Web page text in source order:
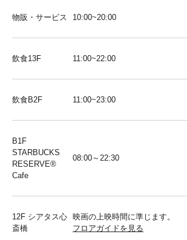
物販・サービス 10:00~20:00
飲食13F 11:00~22:00
飲食B2F 11:00~23:00
B1F
STARBUCKS
RESERVE®︎
Cafe
08:00～22:30
12F シアタス心
斎橋
映画の上映時間に準じます。
フロアガイドを見る